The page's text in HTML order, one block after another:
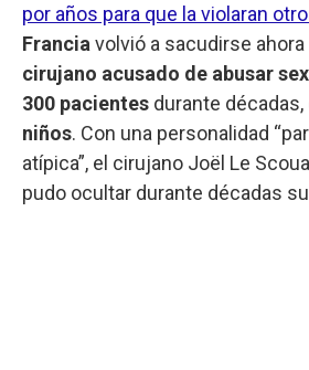
por años para que la violaran
Francia volvió a sacudirse
cirujano acusado de abusar
300 pacientes durante
niños. Con una personalidad
atípica”, el cirujano Joël Le
pudo ocultar durante décadas